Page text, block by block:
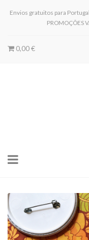
Envios gratuitos para
PROMOÇÕES
0,00 €
Toggle